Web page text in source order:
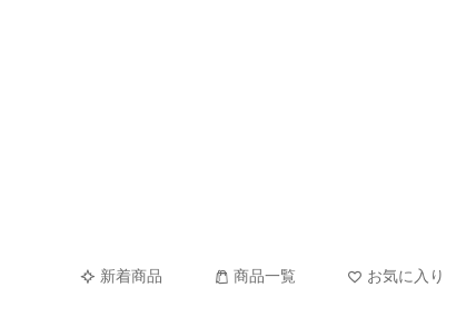
新着商品 商品一覧 お気に入り